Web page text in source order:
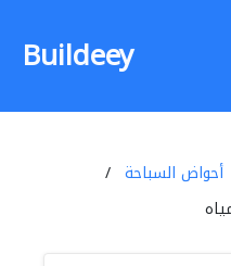
Buildeey
أحواض السباحة